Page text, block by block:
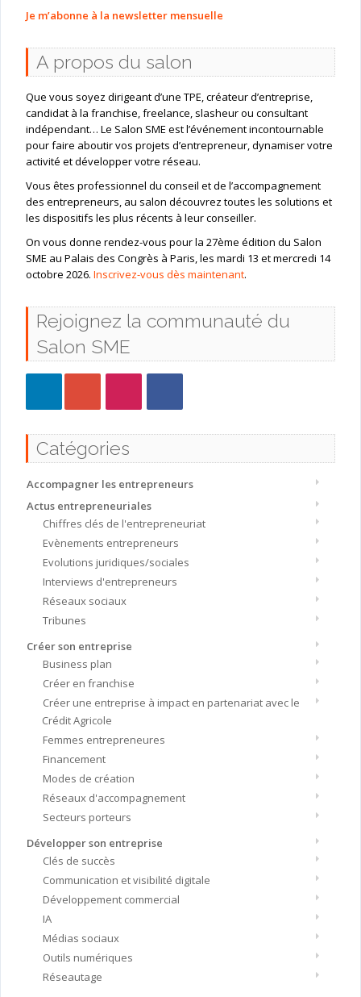
Je m’abonne à la newsletter mensuelle
A propos du salon
Que vous soyez dirigeant d’une TPE, créateur d’entreprise,
candidat à la franchise, freelance, slasheur ou consultant
indépendant… Le Salon SME est l’événement incontournable
pour faire aboutir vos projets d’entrepreneur, dynamiser votre
activité et développer votre réseau.
Vous êtes professionnel du conseil et de l’accompagnement
des entrepreneurs, au salon découvrez toutes les solutions et
les dispositifs les plus récents à leur conseiller.
On vous donne rendez-vous pour la 27ème édition du Salon
SME au Palais des Congrès à Paris, les mardi 13 et mercredi 14
octobre 2026. Inscrivez-vous dès maintenant.
Rejoignez la communauté du
Salon SME
Catégories
Accompagner les entrepreneurs
Actus entrepreneuriales
Chiffres clés de l'entrepreneuriat
Evènements entrepreneurs
Evolutions juridiques/sociales
Interviews d'entrepreneurs
Réseaux sociaux
Tribunes
Créer son entreprise
Business plan
Créer en franchise
Créer une entreprise à impact en partenariat avec le
Crédit Agricole
Femmes entrepreneures
Financement
Modes de création
Réseaux d'accompagnement
Secteurs porteurs
Développer son entreprise
Clés de succès
Communication et visibilité digitale
Développement commercial
IA
Médias sociaux
Outils numériques
Réseautage